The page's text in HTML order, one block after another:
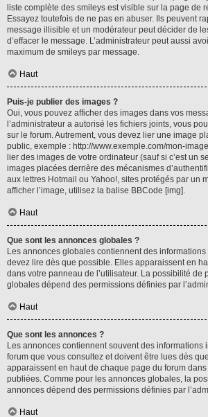
liste complète des smileys est visible sur la page de
Essayez toutefois de ne pas en abuser. Ils peuvent
message illisible et un modérateur peut décider de
d’effacer le message. L’administrateur peut aussi
maximum de smileys par message.
Haut
Puis-je publier des images ?
Oui, vous pouvez afficher des images dans vos
l’administrateur a autorisé les fichiers joints, vous
sur le forum. Autrement, vous devez lier une image
public, exemple : http://www.exemple.com/mon-
lier des images de votre ordinateur (sauf si c’est un
images placées derrière des mécanismes
aux lettres Hotmail ou Yahoo!, sites protégés par un
afficher l’image, utilisez la balise BBCode [img].
Haut
Que sont les annonces globales ?
Les annonces globales contiennent des
devez lire dès que possible. Elles apparaissent en
dans votre panneau de l’utilisateur. La possibilité de
globales dépend des permissions définies par
Haut
Que sont les annonces ?
Les annonces contiennent souvent des informations
forum que vous consultez et doivent être lues dès
apparaissent en haut de chaque page du forum
publiées. Comme pour les annonces globales, la
annonces dépend des permissions définies par
Haut